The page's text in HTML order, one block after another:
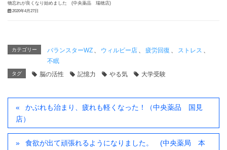
物忘れが良くなり始めました (中央薬品 瑞穂店)
2020年4月27日
カテゴリー バランスターWZ 、 ウィルビー店 、 疲労回復 、 ストレス 、
不眠
タグ 脳の活性 記憶力 やる気 大学受験
かぶれも治まり、疲れも軽くなった！（中央薬品 国見
店）
食欲が出て頑張れるようになりました。 (中央薬局 本